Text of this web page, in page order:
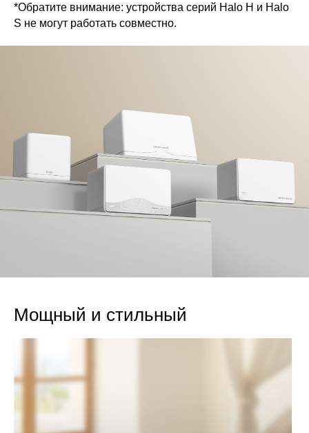
*Обратите внимание: устройства серий Halo H и Halo
S не могут работать совместно.
Мощный и стильный